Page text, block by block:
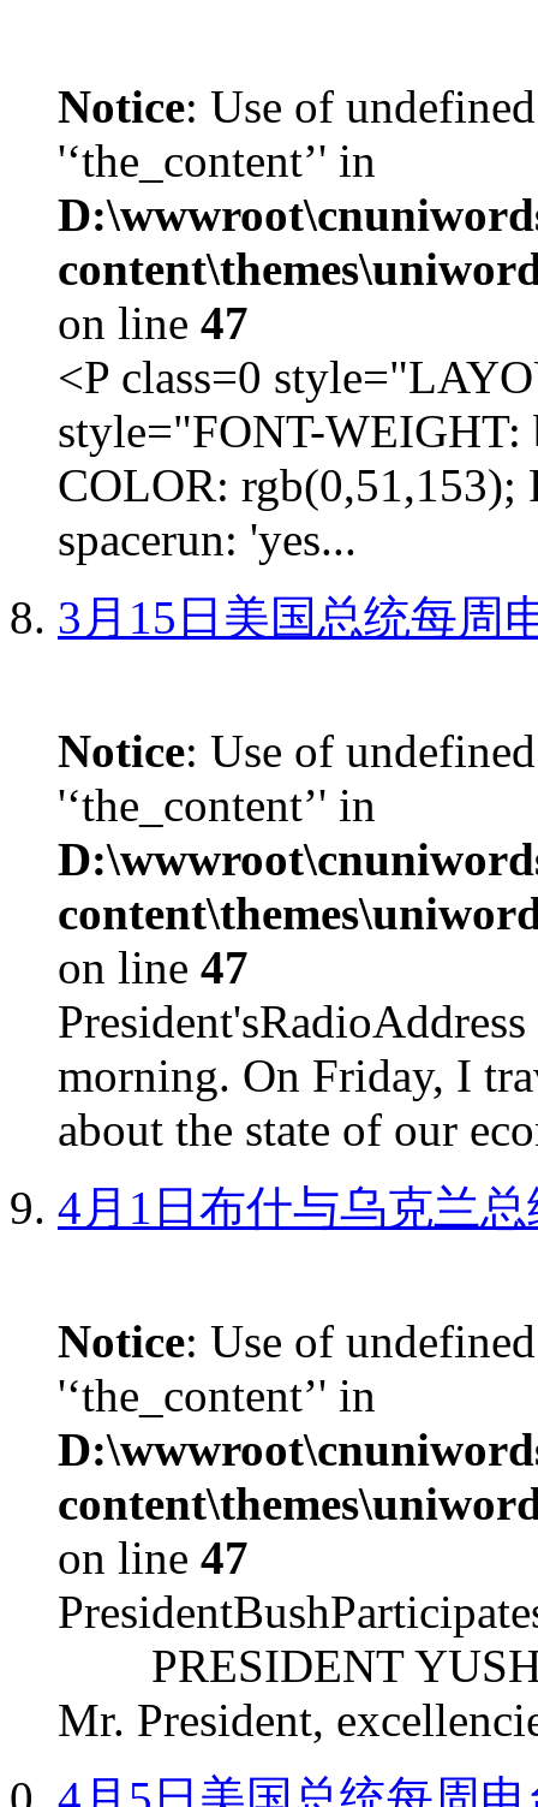
Notice: Use of
'‘the_content’' in
on line 47
<P class=0
style="FONT-
COLOR:
spacerun: 'yes...
3月15日美国总统每周
Notice: Use of
'‘the_content’' in
on line 47
morning. On Friday, I
about the state of our
4月1日布什与乌克兰
Notice: Use of
'‘the_content’' in
on line 47
PRESIDENT
Mr. President,